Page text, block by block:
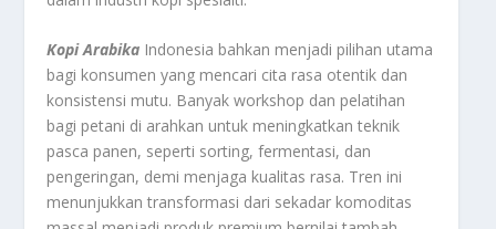
Kopi Arabika Indonesia bahkan menjadi pilihan utama
bagi konsumen yang mencari cita rasa otentik dan
konsistensi mutu. Banyak workshop dan pelatihan
bagi petani di arahkan untuk meningkatkan teknik
pasca panen, seperti sorting, fermentasi, dan
pengeringan, demi menjaga kualitas rasa. Tren ini
menunjukkan transformasi dari sekadar komoditas